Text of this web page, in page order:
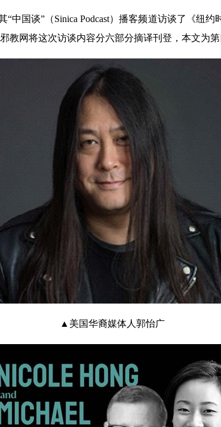
“中国谈”（Sinica Podcast）播客频道访谈了《纽
教网将这次访谈内容分六部分摘译刊登，本文为
▲美国华裔媒体人郭怡广